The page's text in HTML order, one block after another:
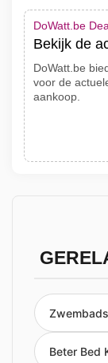
DoWatt.be
Bekijk de
DoWatt.be
voor de
aankoop.
Beter Bed